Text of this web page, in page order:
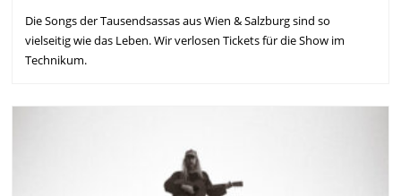
Die Songs der Tausendsassas aus Wien & Salzburg sind so
vielseitig wie das Leben. Wir verlosen Tickets für die Show im
Technikum.